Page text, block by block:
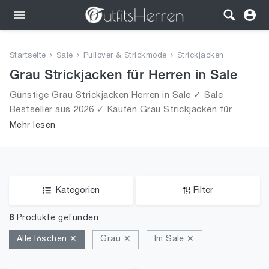
Bekleidung
Wäsche
Schuhe
Startseite Sale Pullover & Strickmode Strickjacken
Grau Strickjacken für Herren in Sale
Günstige Grau Strickjacken Herren in Sale ✓ Sale
Bestseller aus 2026 ✓ Kaufen Grau Strickjacken für
Männer in Sale!
Mehr lesen
Kategorien Filter
8 Produkte gefunden
Alle löschen ✕ Grau ✕ Im Sale ✕